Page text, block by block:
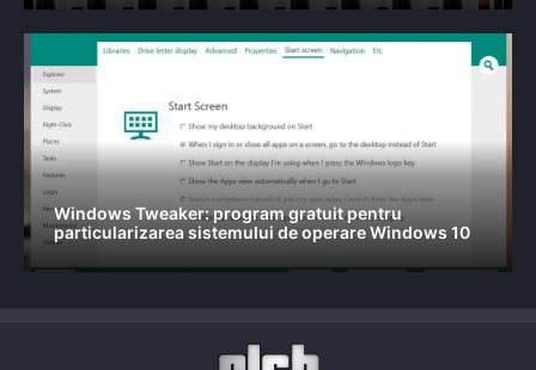
Windows Tweaker: program gratuit pentru
particularizarea sistemului de operare Windows 10